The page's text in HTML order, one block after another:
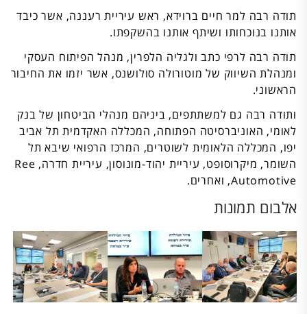
תודה רבה למר חיים ברוידא, ראש עיריית רעננה, אשר כיבד
אותנו בנוכחותו ושיתף אותנו בהשקפתו.
תודה רבה לרפי כתב ולגליה הלפרין, מנהל הפיתוח העסקי
ומנהלת השיווק של מוטורולה סולושנס, אשר יזמו את החיבור
הראשוני.
ותודה רבה גם למשתתפים, ביניהם מנהלי הביטחון של בנק
לאומי, האוניברסיטה הפתוחה, המכללה האקדמית תל אביב
יפו, המכללה הלאומית לשוטרים, המרכז הרפואי שיבא תל
השומר, מיקרוסופט, עיריית יהוד-מונוסון, עיריית חדרה, Ree
Automotive, ואחרים.
אלבום תמונות